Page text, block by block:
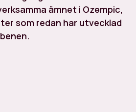
ämnet i Ozempic,
som redan har utvecklad